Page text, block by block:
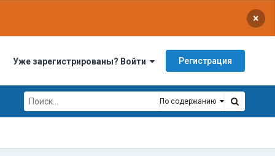
×
Уже зарегистрированы? Войти Регистрация
По содержанию